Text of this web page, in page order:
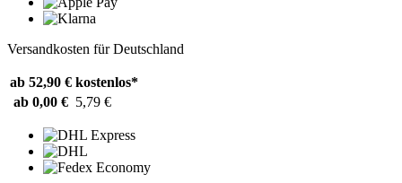
Versandkosten für Deutschland
ab 52,90 € kostenlos*
ab 0,00 € 5,79 €